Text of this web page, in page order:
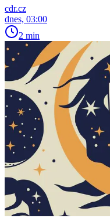
cdr.cz
dnes, 03:00
2 min